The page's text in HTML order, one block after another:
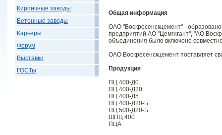
Кирпичные заводы
Бетонные заводы
Карьеры
Форум
Выставки
ГОСТы
Общая информация
ОАО "Воскресенскцемент" -
предприятий АО "Цемгигант", "АО
объединения было включено
ОАО Воскресенскцемент поставляет
Продукция
ПЦ 400-Д0
ПЦ 400-Д20
ПЦ 400-Д5
ПЦ 400-Д20-Б
ПЦ 500-Д20-Б
ШПЦ 400
ПЦА